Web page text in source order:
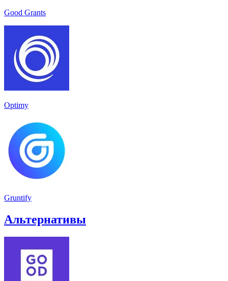
Good Grants
Optimy
Gruntify
Альтернативы